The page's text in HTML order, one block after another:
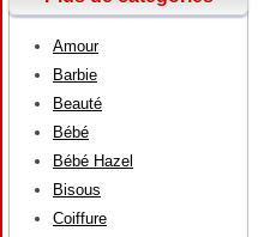
Amour
Barbie
Beauté
Bébé
Bébé Hazel
Bisous
Coiffure